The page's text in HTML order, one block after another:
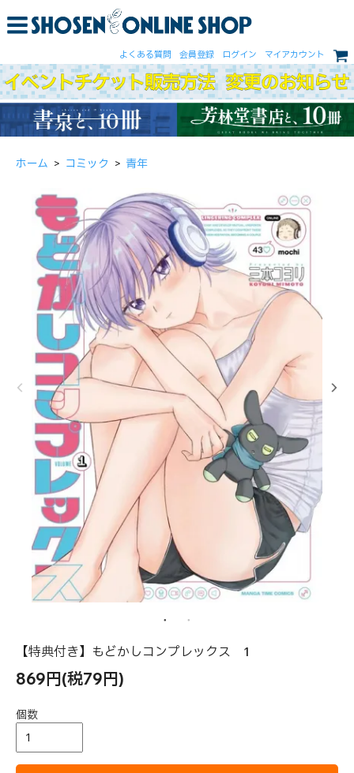
よくある質問 会員登録 ログイン マイアカウント
ホーム > コミック > 青年
【特典付き】もどかしコンプレックス 1
869円(税79円)
個数